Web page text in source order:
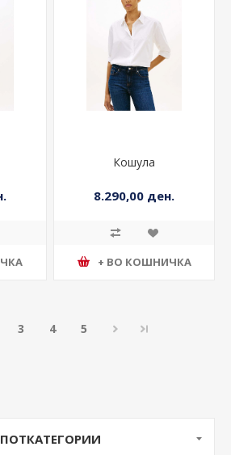
Кошула
8.290,00 ден.
+ ВО КОШНИЧКА
3 4 5
ПОТКАТЕГОРИИ